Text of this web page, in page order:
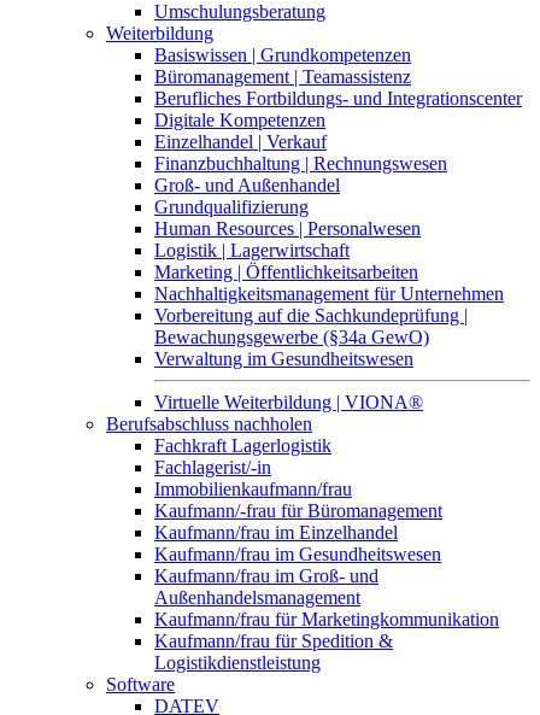
Umschulungsberatung
Weiterbildung
Basiswissen | Grundkompetenzen
Büromanagement | Teamassistenz
Berufliches Fortbildungs- und Integrationscenter
Digitale Kompetenzen
Einzelhandel | Verkauf
Finanzbuchhaltung | Rechnungswesen
Groß- und Außenhandel
Grundqualifizierung
Human Resources | Personalwesen
Logistik | Lagerwirtschaft
Marketing | Öffentlichkeitsarbeiten
Nachhaltigkeitsmanagement für Unternehmen
Vorbereitung auf die Sachkundeprüfung |
Bewachungsgewerbe (§34a GewO)
Verwaltung im Gesundheitswesen
Virtuelle Weiterbildung | VIONA®
Berufsabschluss nachholen
Fachkraft Lagerlogistik
Fachlagerist/-in
Immobilienkaufmann/frau
Kaufmann/-frau für Büromanagement
Kaufmann/frau im Einzelhandel
Kaufmann/frau im Gesundheitswesen
Kaufmann/frau im Groß- und
Außenhandelsmanagement
Kaufmann/frau für Marketingkommunikation
Kaufmann/frau für Spedition &
Logistikdienstleistung
Software
DATEV